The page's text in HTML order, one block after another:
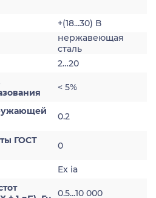
+(18...30) В
нержавеющая
сталь
2…20
< 5%
0.2
ГОСТ
0
Ex ia
0.5...10 000